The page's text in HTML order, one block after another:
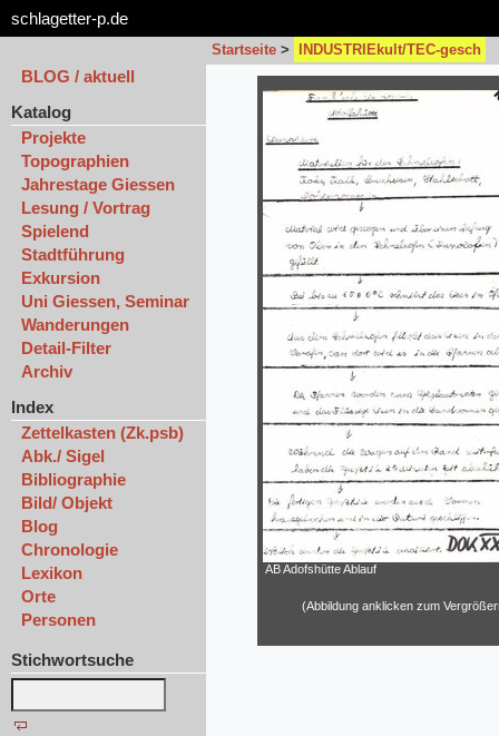
schlagetter-p.de
Startseite > INDUSTRIEkult/TEC-gesch
BLOG / aktuell
Katalog
Projekte
Topographien
Jahrestage Giessen
Lesung / Vortrag
Spielend
Stadtführung
Exkursion
Uni Giessen, Seminar
Wanderungen
Detail-Filter
Archiv
Index
Zettelkasten (Zk.psb)
Abk./ Sigel
Bibliographie
Bild/ Objekt
Blog
Chronologie
Lexikon
Orte
Personen
Stichwortsuche
AB Adofshütte Ablauf
(Abbildung anklicken zum